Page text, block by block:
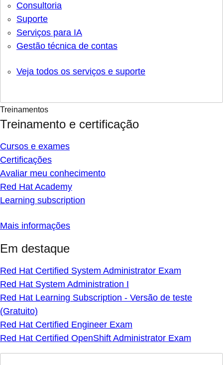
Consultoria
Suporte
Serviços para IA
Gestão técnica de contas
Veja todos os serviços e suporte
Treinamentos
Treinamento e certificação
Cursos e exames
Certificações
Avaliar meu conhecimento
Red Hat Academy
Learning subscription
Mais informações
Em destaque
Red Hat Certified System Administrator Exam
Red Hat System Administration I
Red Hat Learning Subscription - Versão de teste
(Gratuito)
Red Hat Certified Engineer Exam
Red Hat Certified OpenShift Administrator Exam